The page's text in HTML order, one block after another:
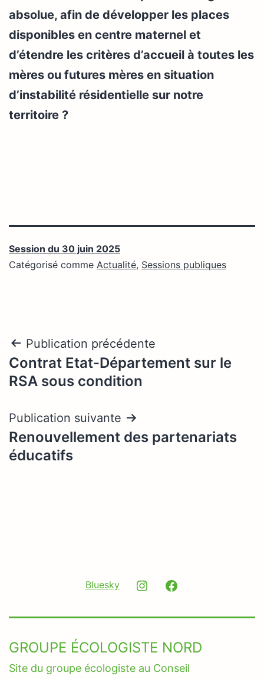
absolue, afin de développer les places
disponibles en centre maternel et
d’étendre les critères d’accueil à toutes les
mères ou futures mères en situation
d’instabilité résidentielle sur notre
territoire ?
Session du 30 juin 2025
Catégorisé comme Actualité, Sessions publiques
Navigation
de
Publication précédente
Contrat Etat-Département sur le
RSA sous condition
Publication suivante
Renouvellement des partenariats
éducatifs
Bluesky Instagram
GROUPE ÉCOLOGISTE NORD
Site du groupe écologiste au Conseil